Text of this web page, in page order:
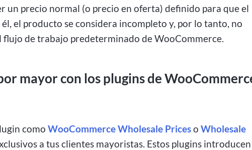
un precio normal (o precio en oferta) definido para que el
el producto se considera incompleto y, por lo tanto, no
flujo de trabajo predeterminado de WooCommerce.
mayor con los plugins de
comoWooCommerce Wholesale PricesoWholesale
a tus clientes mayoristas. Estos plugins introducen